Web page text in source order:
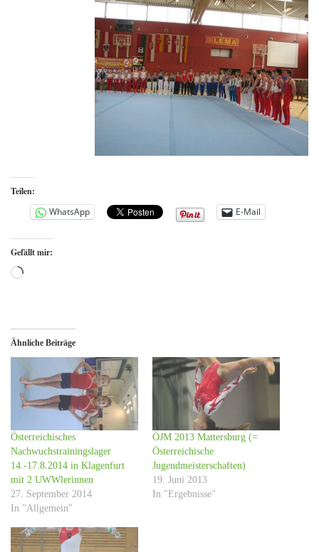
Teilen:
WhatsApp
E-Mail
Gefällt mir:
Wird geladen …
Ähnliche Beiträge
Österreichisches
Nachwuchstrainingslager
14.-17.8.2014 in Klagenfurt
mit 2 UWWlerinnen
27. September 2014
In "Allgemein"
ÖJM 2013 Mattersburg (=
Österreichische
Jugendmeisterschaften)
19. Juni 2013
In "Ergebnisse"